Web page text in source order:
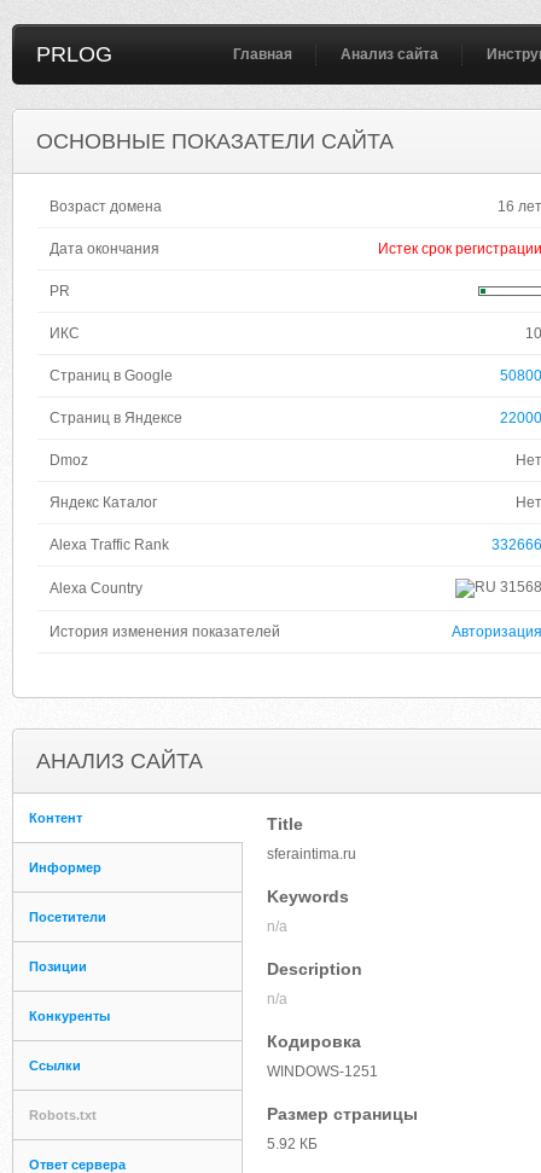
PRLOG Главная Анализ сайта
ОСНОВНЫЕ ПОКАЗАТЕЛИ САЙТА
Возраст домена 16 лет
Дата окончания Истек срок регистрации
PR
ИКС 10
Страниц в Google 50800
Страниц в Яндексе 22000
Dmoz Нет
Яндекс Каталог Нет
Alexa Traffic Rank 332666
Alexa Country 31568
История изменения показателей Авторизация
АНАЛИЗ САЙТА
Контент
Информер
Посетители
Позиции
Конкуренты
Ссылки
Robots.txt
Ответ сервера
Title
sferaintima.ru
Keywords
n/a
Description
n/a
Кодировка
WINDOWS-1251
Размер страницы
5.92 КБ